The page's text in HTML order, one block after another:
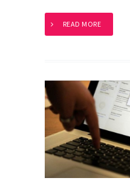
READ MORE